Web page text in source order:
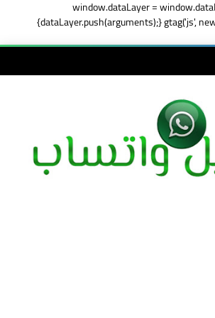
window.dataLayer =
{dataLayer.push(arguments);} gtag('js',